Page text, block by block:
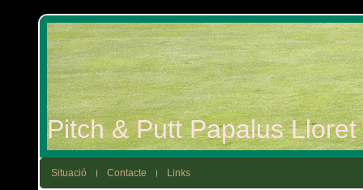
Pitch & Putt Papalus
Situació Contacte Links